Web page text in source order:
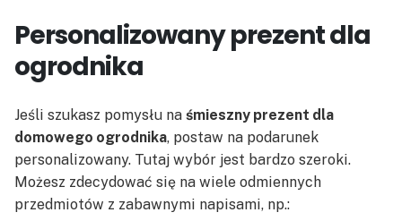
Personalizowany prezent dla
ogrodnika
Jeśli szukasz pomysłu na śmieszny prezent dla
domowego ogrodnika, postaw na podarunek
personalizowany. Tutaj wybór jest bardzo szeroki.
Możesz zdecydować się na wiele odmiennych
przedmiotów z zabawnymi napisami, np.: